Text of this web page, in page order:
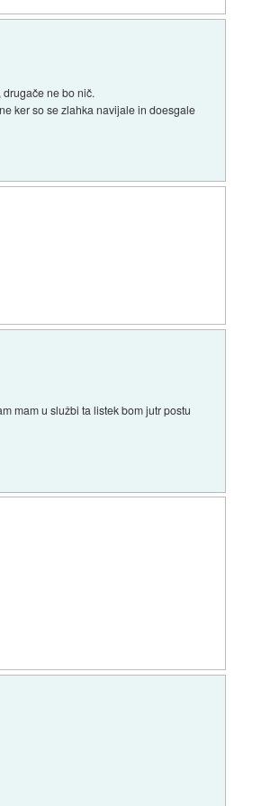
ne bo nič.
ker so se zlahka navijale in doesgale
mam u službi ta listek bom jutr postu